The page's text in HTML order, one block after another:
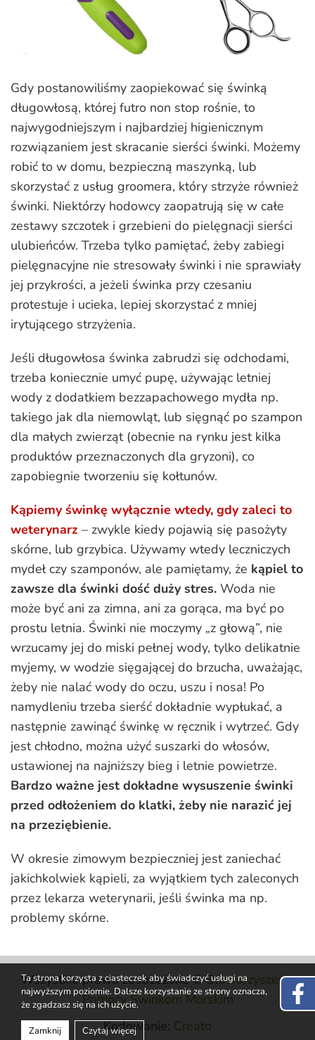
Gdy postanowiliśmy zaopiekować się świnką
długowłosą, której futro non stop rośnie, to
najwygodniejszym i najbardziej higienicznym
rozwiązaniem jest skracanie sierści świnki. Możemy
robić to w domu, bezpieczną maszynką, lub
skorzystać z usług groomera, który strzyże również
świnki. Niektórzy hodowcy zaopatrują się w całe
zestawy szczotek i grzebieni do pielęgnacji sierści
ulubieńców. Trzeba tylko pamiętać, żeby zabiegi
pielęgnacyjne nie stresowały świnki i nie sprawiały
jej przykrości, a jeżeli świnka przy czesaniu
protestuje i ucieka, lepiej skorzystać z mniej
irytującego strzyżenia.
Jeśli długowłosa świnka zabrudzi się odchodami,
trzeba koniecznie umyć pupę, używając letniej
wody z dodatkiem bezzapachowego mydła np.
takiego jak dla niemowląt, lub sięgnąć po szampon
dla małych zwierząt (obecnie na rynku jest kilka
produktów przeznaczonych dla gryzoni), co
zapobiegnie tworzeniu się kołtunów.
Kąpiemy świnkę wyłącznie wtedy, gdy zaleci to
weterynarz – zwykle kiedy pojawią się pasożyty
skórne, lub grzybica. Używamy wtedy leczniczych
mydeł czy szamponów, ale pamiętamy, że kąpiel to
zawsze dla świnki dość duży stres. Woda nie
może być ani za zimna, ani za gorąca, ma być po
prostu letnia. Świnki nie moczymy „z głową”, nie
wrzucamy jej do miski pełnej wody, tylko delikatnie
myjemy, w wodzie sięgającej do brzucha, uważając,
żeby nie nalać wody do oczu, uszu i nosa! Po
namydleniu trzeba sierść dokładnie wypłukać, a
następnie zawinąć świnkę w ręcznik i wytrzeć. Gdy
jest chłodno, można użyć suszarki do włosów,
ustawionej na najniższy bieg i letnie powietrze.
Bardzo ważne jest dokładne wysuszenie świnki
przed odłożeniem do klatki, żeby nie narazić jej
na przeziębienie.
W okresie zimowym bezpieczniej jest zaniechać
jakichkolwiek kąpieli, za wyjątkiem tych zaleconych
przez lekarza weterynarii, jeśli świnka ma np.
problemy skórne.
Wszystkie prawa zastrzeżone ®Stowarzyszenie
Pomocy Świnkom Morskim
Kodowanie: Creato
Ta strona korzysta z ciasteczek aby świadczyć usługi na
najwyższym poziomie. Dalsze korzystanie ze strony oznacza,
że zgadzasz się na ich użycie.
Zamknij Czytaj więcej